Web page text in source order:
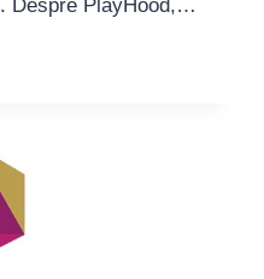
Despre PlayHood,…